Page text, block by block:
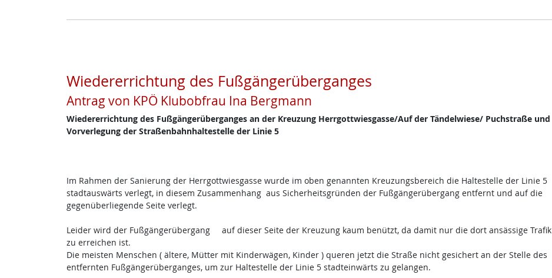
Wiedererrichtung des Fußgängerüberganges
Antrag von KPÖ Klubobfrau Ina Bergmann
Wiedererrichtung des Fußgängerüberganges an der Kreuzung Herrgottwiesgasse/Auf der Tändelwiese/ Puchstraße und
Vorverlegung der Straßenbahnhaltestelle der Linie 5
Im Rahmen der Sanierung der Herrgottwiesgasse wurde im oben genannten Kreuzungsbereich die Haltestelle der Linie 5
stadtauswärts verlegt, in diesem Zusammenhang aus Sicherheitsgründen der Fußgängerübergang entfernt und auf die
gegenüberliegende Seite verlegt.
Leider wird der Fußgängerübergang auf dieser Seite der Kreuzung kaum benützt, da damit nur die dort ansässige Trafik
zu erreichen ist.
Die meisten Menschen ( ältere, Mütter mit Kinderwägen, Kinder ) queren jetzt die Straße nicht gesichert an der Stelle des
entfernten Fußgängerüberganges, um zur Haltestelle der Linie 5 stadteinwärts zu gelangen.